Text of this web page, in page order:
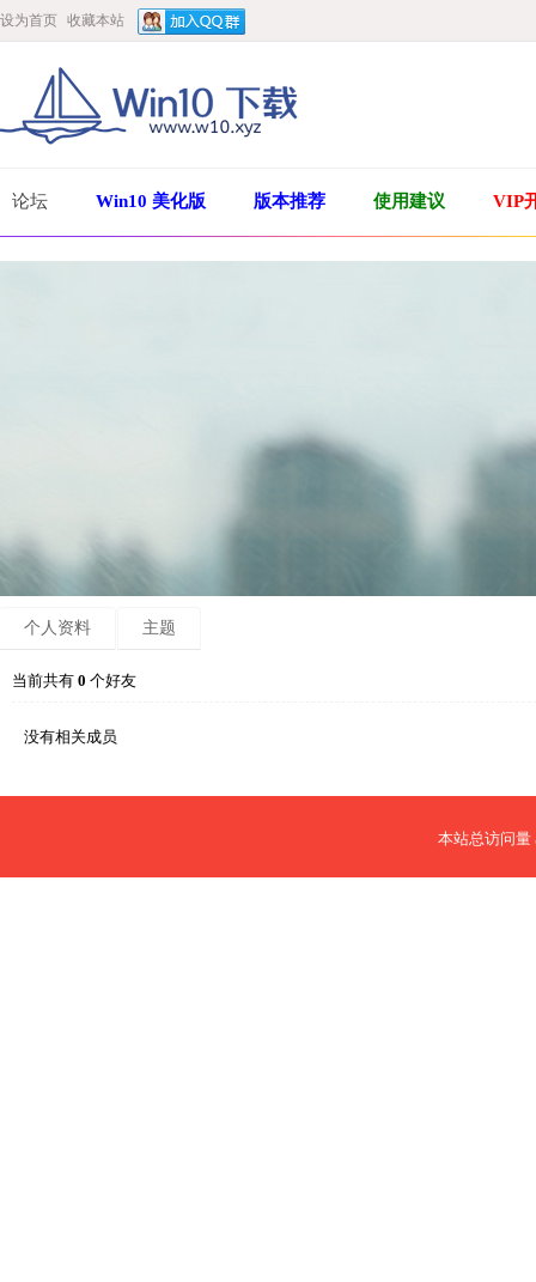
设为首页 收藏本站
论坛 Win10 美化版 版本推荐 使用建议 VIP
个人资料 主题
当前共有 0 个好友
没有相关成员
本站总访问量